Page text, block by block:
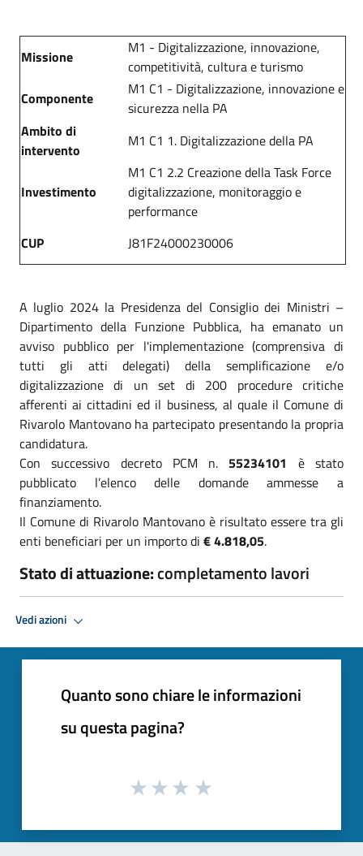
Missione
M1 - Digitalizzazione, innovazione,
competitività, cultura e turismo
Componente
M1 C1 - Digitalizzazione, innovazione e
sicurezza nella PA
Ambito di
intervento
M1 C1 1. Digitalizzazione della PA
Investimento
M1 C1 2.2 Creazione della Task Force
digitalizzazione, monitoraggio e
performance
CUP
J81F24000230006
A luglio 2024 la Presidenza del Consiglio dei Ministri –
Dipartimento della Funzione Pubblica, ha emanato un
avviso pubblico per l'implementazione (comprensiva di
tutti gli atti delegati) della semplificazione e/o
digitalizzazione di un set di 200 procedure critiche
afferenti ai cittadini ed il business, al quale il Comune di
Rivarolo Mantovano ha partecipato presentando la propria
candidatura.
Con successivo decreto PCM n. 55234101
è stato
pubblicato l’elenco delle domande ammesse a
finanziamento.
Il Comune di Rivarolo Mantovano è risultato essere tra gli
enti beneficiari per un importo di € 4.818,05.
Stato di attuazione:completamento lavori
Vedi azioni
Quanto sono chiare le informazioni
su questa pagina?